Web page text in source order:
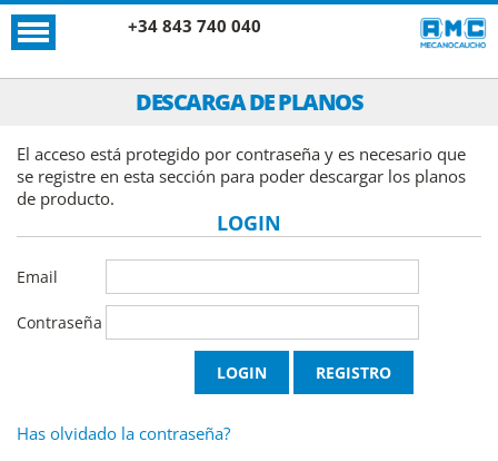
+34 843 740 040
DESCARGA DE PLANOS
El acceso está protegido por contraseña y es necesario que
se registre en esta sección para poder descargar los planos
de producto.
LOGIN
Email
Contraseña
Has olvidado la contraseña?